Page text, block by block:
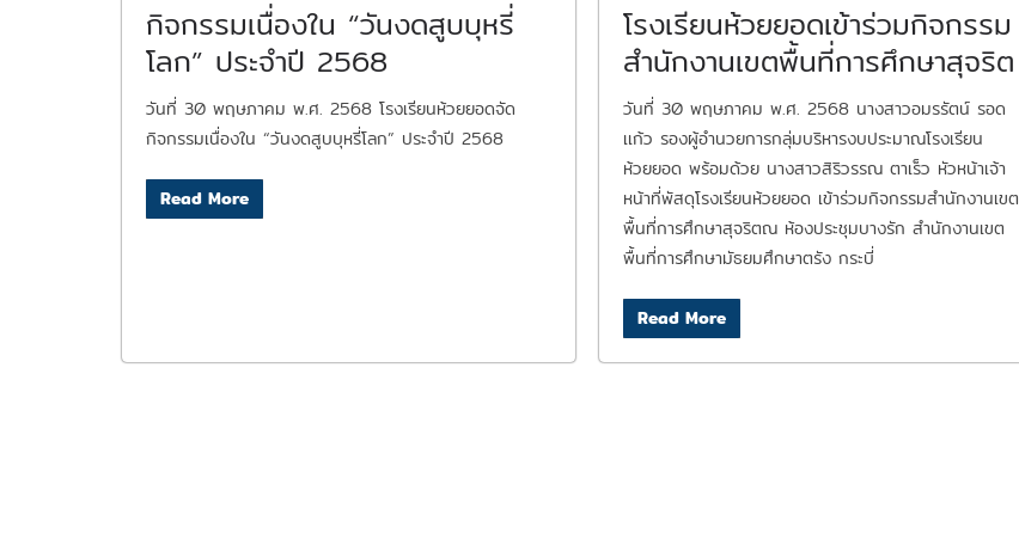
กิจกรรมเนื่องใน “วันงดสูบบุหรี่
โลก” ประจำปี 2568
วันที่ 30 พฤษภาคม พ.ศ. 2568 โรงเรียนห้วยยอดจัด
กิจกรรมเนื่องใน “วันงดสูบบุหรี่โลก” ประจำปี 2568
Read More
โรงเรียนห้วยยอดเข้าร่วมกิจกรรม
สำนักงานเขตพื้นที่การศึกษาสุจริต
วันที่ 30 พฤษภาคม พ.ศ. 2568 นางสาวอมรรัตน์ รอด
เเก้ว รองผู้อำนวยการกลุ่มบริหารงบประมาณโรงเรียน
ห้วยยอด พร้อมด้วย นางสาวสิริวรรณ ตาเร็ว หัวหน้าเจ้า
หน้าที่พัสดุโรงเรียนห้วยยอด เข้าร่วมกิจกรรมสำนักงานเขต
พื้นที่การศึกษาสุจริตณ ห้องประชุมบางรัก สำนักงานเขต
พื้นที่การศึกษามัธยมศึกษาตรัง กระบี่
Read More